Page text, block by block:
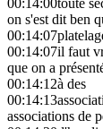
00:14:00toute
on s'est dit ben
00:14:07
00:14:07il faut
que on a
00:14:12à des
00:14:13
associations de